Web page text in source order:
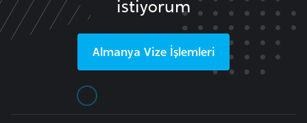
Almanya Vize İşlemleri
n